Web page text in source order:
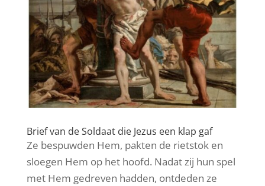
Brief van de Soldaat die Jezus een klap gaf
Ze bespuwden Hem, pakten de rietstok en
sloegen Hem op het hoofd. Nadat zij hun spel
met Hem gedreven hadden, ontdeden ze